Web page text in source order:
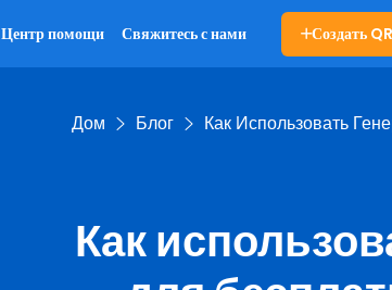
Центр помощи Свяжитесь с нами Создать
Дом Блог Как Использовать
Как